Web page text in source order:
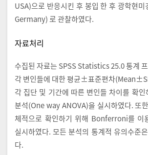
USA)으로 반응시킨 후 봉입 한 후 광학현
Germany) 로 관찰하였다.
자료처리
수집된 자료는 SPSS Statistics 25.0 통계
각 변인들에 대한 평균±표준편차
각 집단 및 기간에 따른 변인들 차이를 확
분석(One way ANOVA)을 실시하였다. 또
체적으로 확인하기 위해 Bonferroni를 이
실시하였다. 모든 분석의 통계적 유의수준
다.